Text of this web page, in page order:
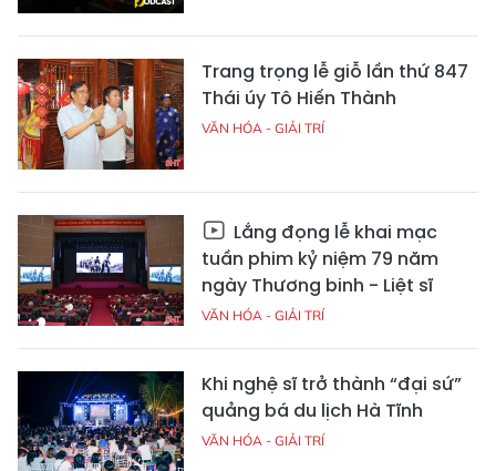
Trang trọng lễ giỗ lần thứ 847
Thái úy Tô Hiến Thành
VĂN HÓA - GIẢI TRÍ
Lắng đọng lễ khai mạc
tuần phim kỷ niệm 79 năm
ngày Thương binh - Liệt sĩ
VĂN HÓA - GIẢI TRÍ
Khi nghệ sĩ trở thành “đại sứ”
quảng bá du lịch Hà Tĩnh
VĂN HÓA - GIẢI TRÍ